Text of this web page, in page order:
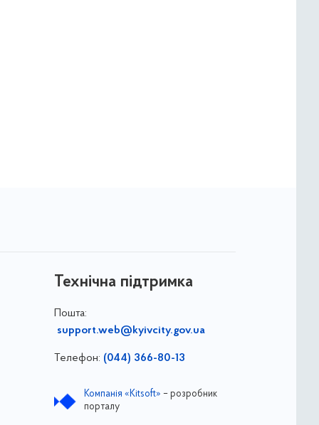
Технічна підтримка
Пошта:
support.web@kyivcity.gov.ua
Телефон: (044) 366-80-13
Компанія «Kitsoft» – розробник
порталу